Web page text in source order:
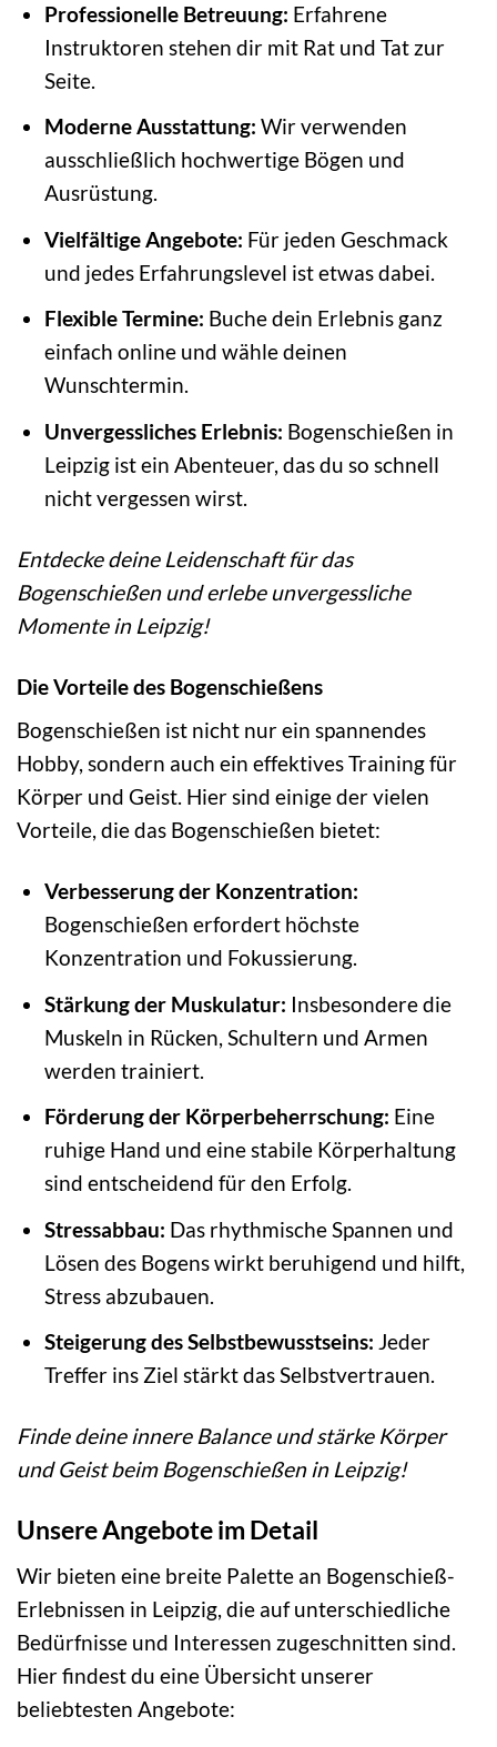
Professionelle Betreuung: Erfahrene
Instruktoren stehen dir mit Rat und Tat zur
Seite.
Moderne Ausstattung: Wir verwenden
ausschließlich hochwertige Bögen und
Ausrüstung.
Vielfältige Angebote: Für jeden Geschmack
und jedes Erfahrungslevel ist etwas dabei.
Flexible Termine: Buche dein Erlebnis ganz
einfach online und wähle deinen
Wunschtermin.
Unvergessliches Erlebnis: Bogenschießen in
Leipzig ist ein Abenteuer, das du so schnell
nicht vergessen wirst.
Entdecke deine Leidenschaft für das
Bogenschießen und erlebe unvergessliche
Momente in Leipzig!
Die Vorteile des Bogenschießens
Bogenschießen ist nicht nur ein spannendes
Hobby, sondern auch ein effektives Training für
Körper und Geist. Hier sind einige der vielen
Vorteile, die das Bogenschießen bietet:
Verbesserung der Konzentration:
Bogenschießen erfordert höchste
Konzentration und Fokussierung.
Stärkung der Muskulatur: Insbesondere die
Muskeln in Rücken, Schultern und Armen
werden trainiert.
Förderung der Körperbeherrschung: Eine
ruhige Hand und eine stabile Körperhaltung
sind entscheidend für den Erfolg.
Stressabbau: Das rhythmische Spannen und
Lösen des Bogens wirkt beruhigend und hilft,
Stress abzubauen.
Steigerung des Selbstbewusstseins: Jeder
Treffer ins Ziel stärkt das Selbstvertrauen.
Finde deine innere Balance und stärke Körper
und Geist beim Bogenschießen in Leipzig!
Unsere Angebote im Detail
Wir bieten eine breite Palette an Bogenschieß-
Erlebnissen in Leipzig, die auf unterschiedliche
Bedürfnisse und Interessen zugeschnitten sind.
Hier findest du eine Übersicht unserer
beliebtesten Angebote: